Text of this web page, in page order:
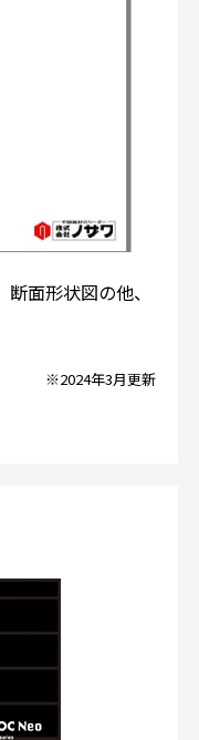
面形状図の他、
※2024年3月更新